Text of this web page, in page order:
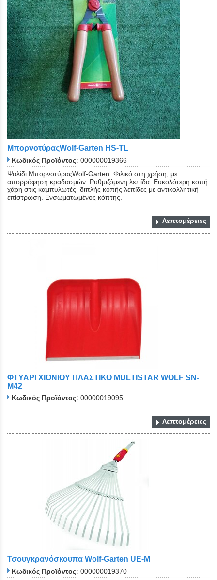
Close
ΜπορνοτύραςWolf-Garten HS-TL
Κωδικός Προϊόντος: 000000019366
Ψαλίδι ΜπορνοτύραςWolf-Garten. Φιλικό στη χρήση, με
απορρόφηση κραδασμών. Ρυθμιζόμενη λεπίδα. Ευκολότερη κοπή
χάρη στις καμπυλωτές, διπλής κοπής λεπίδες με αντικολλητική
επίστρωση. Ενσωματωμένος κόπτης.
Λεπτομέρειες
ΦΤΥΑΡΙ ΧΙΟΝΙΟΥ ΠΛΑΣΤΙΚΟ ΜULΤΙSΤΑR WΟLF SN-
M42
Κωδικός Προϊόντος: 00000019095
Λεπτομέρειες
Τσουγκρανόσκουπα Wolf-Garten UE-M
Κωδικός Προϊόντος: 000000019370